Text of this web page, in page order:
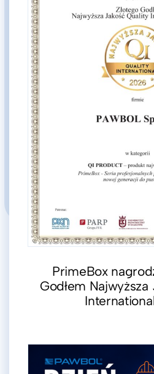
PrimeBox
Godłem